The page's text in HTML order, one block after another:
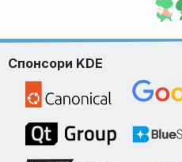
Спонсори KDE